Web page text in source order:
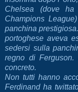
Chelsea (dove
Champions
panchina
portoghese aveva
sedersi sulla
regno di
concreto.
Non tutti hanno
Ferdinand ha